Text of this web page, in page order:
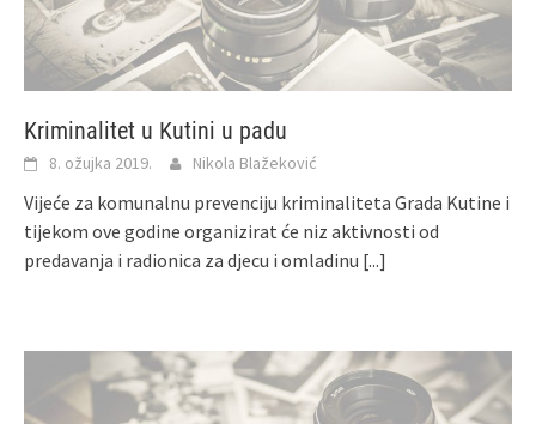
Kriminalitet u Kutini u padu
8. ožujka 2019. Nikola Blažeković
Vijeće za komunalnu prevenciju kriminaliteta Grada Kutine i
tijekom ove godine organizirat će niz aktivnosti od
predavanja i radionica za djecu i omladinu [...]